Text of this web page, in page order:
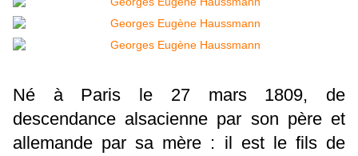
Né à Paris le 27 mars 1809, de
descendance alsacienne par son père et
allemande par sa mère : il est le fils de